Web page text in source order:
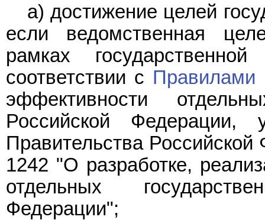
а) достижение целей
если ведомственная
рамках
соответствии с Правилами
эффективности
Российской Федерации,
Правительства Российской
1242 "О разработке,
отдельных
Федерации";